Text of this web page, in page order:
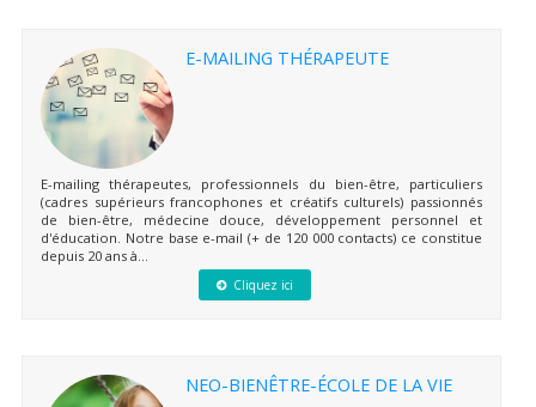
E-MAILING THÉRAPEUTE
E-mailing thérapeutes, professionnels du bien-être, particuliers
(cadres supérieurs francophones et créatifs culturels) passionnés
de bien-être, médecine douce, développement personnel et
d'éducation. Notre base e-mail (+ de 120 000 contacts) ce constitue
depuis 20 ans à...
Cliquez ici
NEO-BIENÊTRE-ÉCOLE DE LA VIE